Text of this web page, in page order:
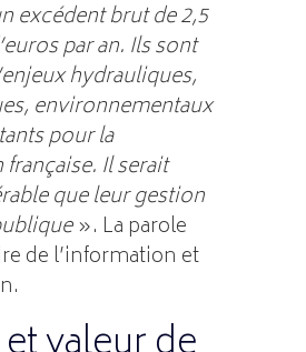
excédent brut de 2,5
par an. Ils sont
hydrauliques,
environnementaux
pour la
Il serait
que leur gestion
». La parole
de l’information et